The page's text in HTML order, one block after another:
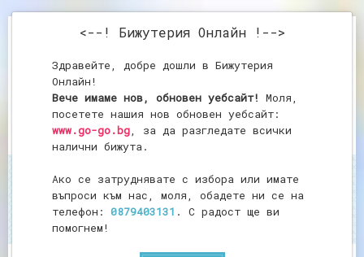
<--! Бижутерия Онлайн !-->
Здравейте, добре дошли в Бижутерия
Онлайн!
Вече имаме нов, обновен уебсайт! Моля,
посетете нашия нов обновен уебсайт:
www.go-go.bg, за да разгледате всички
налични бижута.
Ако се затруднявате с избора или имате
въпроси към нас, моля, обадете ни се на
телефон: 0879403131 . С радост ще ви
помогнем!
Начало Бисер
Бисер